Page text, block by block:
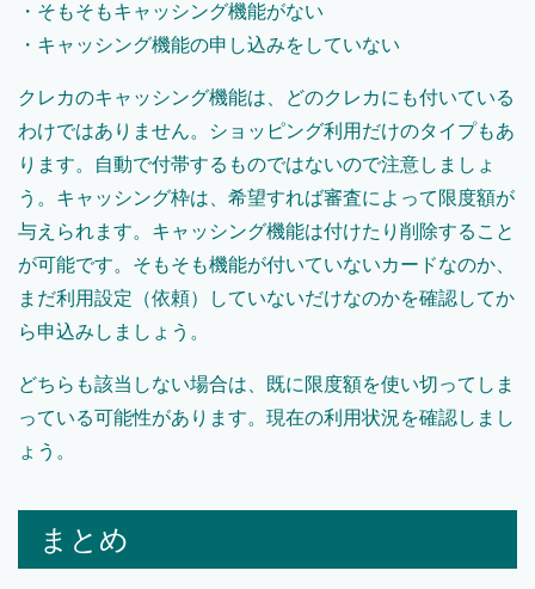
・そもそもキャッシング機能がない
・キャッシング機能の申し込みをしていない
クレカのキャッシング機能は、どのクレカにも付いている
わけではありません。ショッピング利用だけのタイプもあ
ります。自動で付帯するものではないので注意しましょ
う。キャッシング枠は、希望すれば審査によって限度額が
与えられます。キャッシング機能は付けたり削除すること
が可能です。そもそも機能が付いていないカードなのか、
まだ利用設定（依頼）していないだけなのかを確認してか
ら申込みしましょう。
どちらも該当しない場合は、既に限度額を使い切ってしま
っている可能性があります。現在の利用状況を確認しまし
ょう。
まとめ